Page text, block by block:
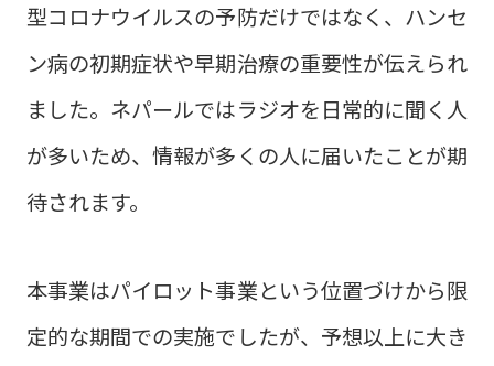
型コロナウイルスの予防だけではなく、ハンセ
ン病の初期症状や早期治療の重要性が伝えられ
ました。ネパールではラジオを日常的に聞く人
が多いため、情報が多くの人に届いたことが期
待されます。
本事業はパイロット事業という位置づけから限
定的な期間での実施でしたが、予想以上に大き